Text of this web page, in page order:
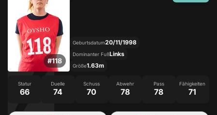
#118
Geburtsdatum20/11/1998
Dominanter FußLinks
Größe1.63m
Statur
66
Duelle
74
Schuss
70
Abwehr
78
Pass
78
Fähigkeiten
71